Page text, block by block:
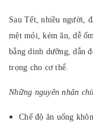
Sau Tết, nhiều người,
mệt mỏi, kém ăn, dễ
bằng dinh dưỡng, dẫn
trọng cho cơ thể.
Những nguyên nhân
Chế độ ăn uống